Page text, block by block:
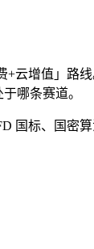
云增值」路
哪条赛道。
国标、国密